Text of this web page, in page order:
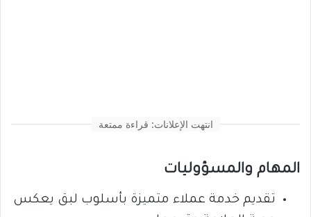
انتهت الإعلانات: قراءة ممتعة
المهام والمسؤوليات
تقديم خدمة عملاء متميزة بأسلوب لبق يعكس